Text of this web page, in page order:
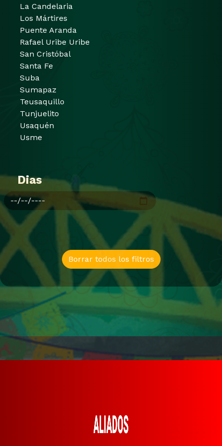
La Candelaria
Los Mártires
Puente Aranda
Rafael Uribe Uribe
San Cristóbal
Santa Fe
Suba
Sumapaz
Teusaquillo
Tunjuelito
Usaquén
Usme
Dias
Borrar todos los filtros